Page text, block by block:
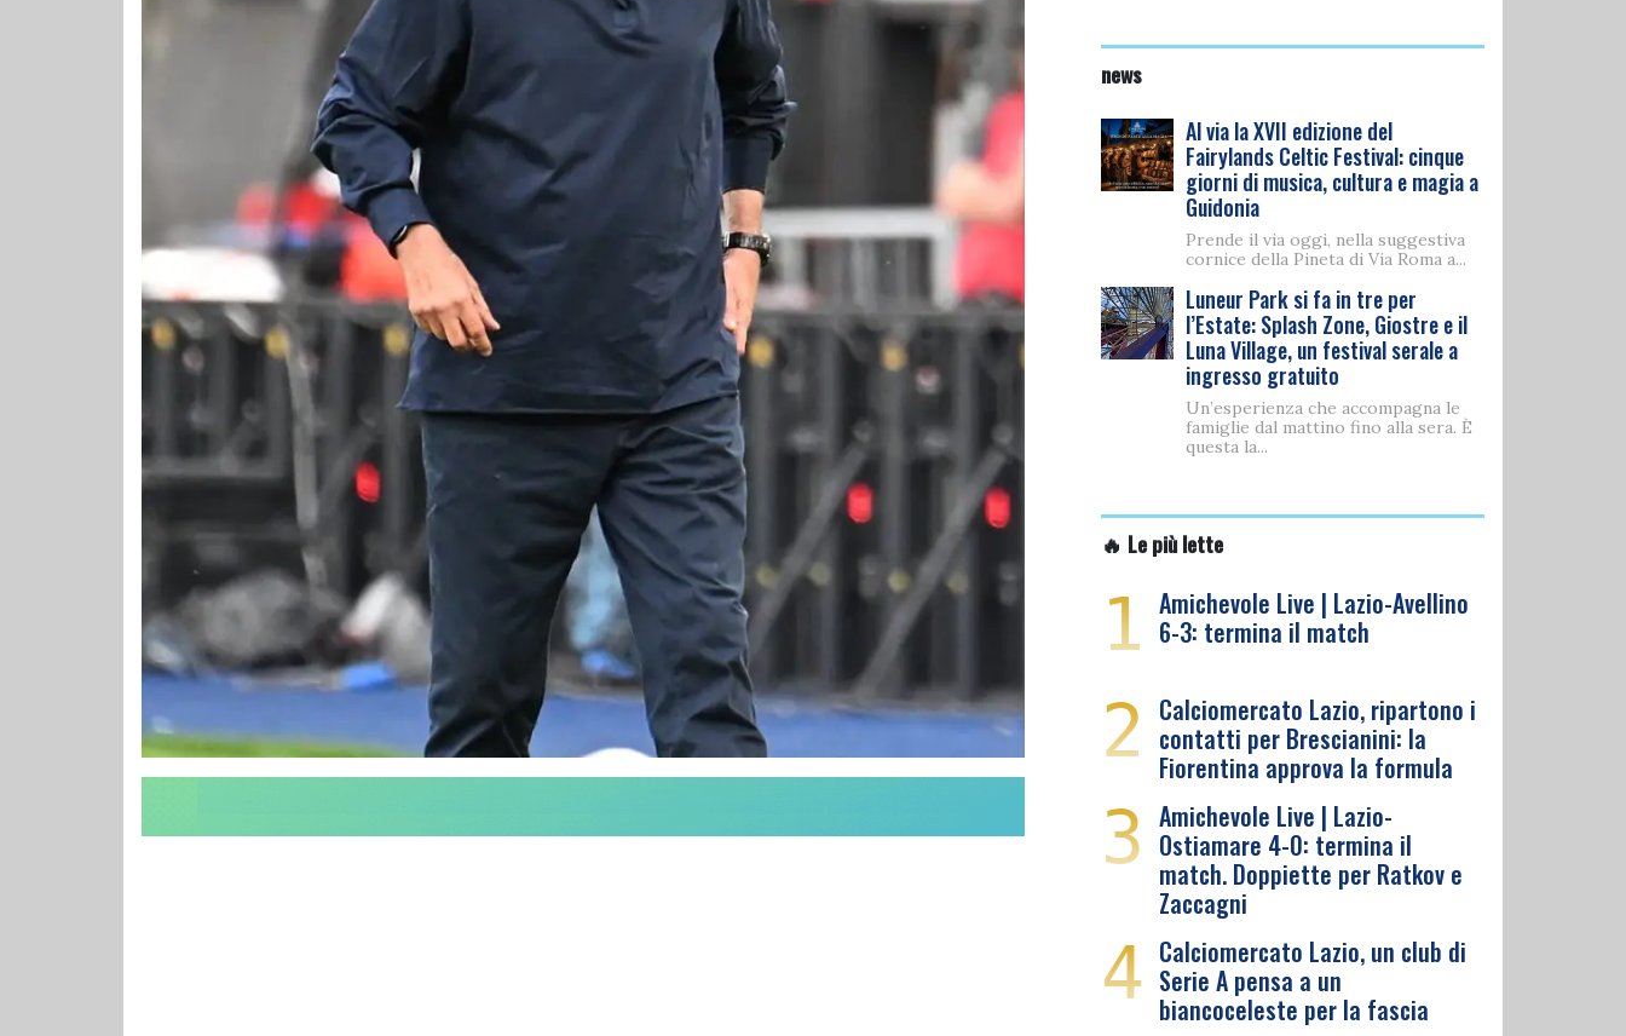
news
Al via la XVII edizione del
Fairylands Celtic Festival: cinque
giorni di musica, cultura e magia a
Guidonia
Prende il via oggi, nella suggestiva
cornice della Pineta di Via Roma a...
Luneur Park si fa in tre per
l’Estate: Splash Zone, Giostre e il
Luna Village, un festival serale a
ingresso gratuito
Un’esperienza che accompagna le
famiglie dal mattino fino alla sera. È
questa la...
🔥 Le più lette
1 Amichevole Live | Lazio-Avellino
6-3: termina il match
2 Calciomercato Lazio, ripartono i
contatti per Brescianini: la
Fiorentina approva la formula
3 Amichevole Live | Lazio-
Ostiamare 4-0: termina il
match. Doppiette per Ratkov e
Zaccagni
4 Calciomercato Lazio, un club di
Serie A pensa a un
biancoceleste per la fascia